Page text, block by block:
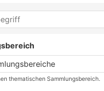
thematischen Sammlungsbereich.